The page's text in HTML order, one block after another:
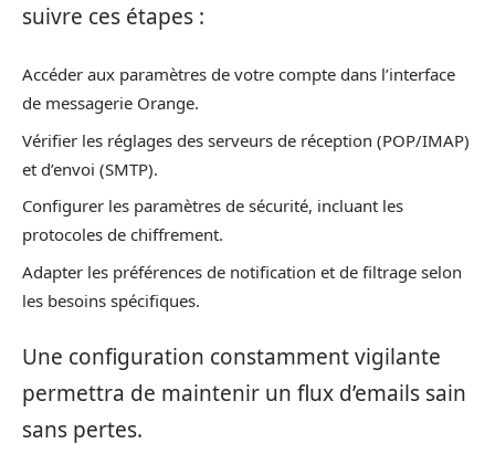
suivre ces étapes :
Accéder aux paramètres de votre compte dans l’interface
de messagerie Orange.
Vérifier les réglages des serveurs de réception (POP/IMAP)
et d’envoi (SMTP).
Configurer les paramètres de sécurité, incluant les
protocoles de chiffrement.
Adapter les préférences de notification et de filtrage selon
les besoins spécifiques.
Une configuration constamment vigilante
permettra de maintenir un flux d’emails sain
sans pertes.